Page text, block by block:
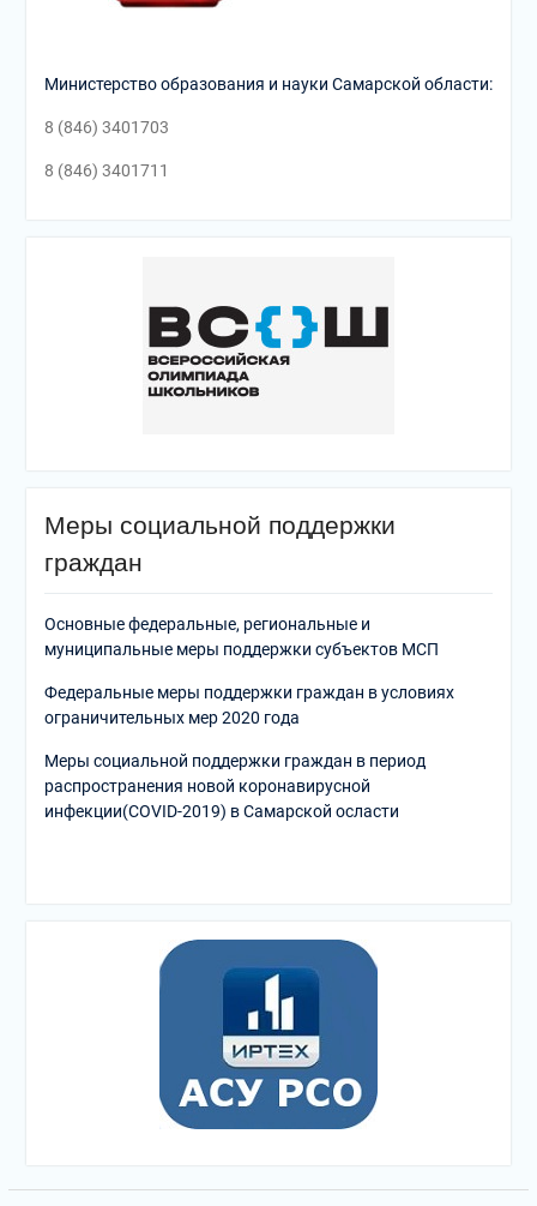
Министерство образования и науки Самарской области:
8 (846) 3401703
8 (846) 3401711
Меры социальной поддержки
граждан
Основные федеральные, региональные и
муниципальные меры поддержки субъектов МСП
Федеральные меры поддержки граждан в условиях
ограничительных мер 2020 года
Меры социальной поддержки граждан в период
распространения новой коронавирусной
инфекции(COVID-2019) в Самарской осласти